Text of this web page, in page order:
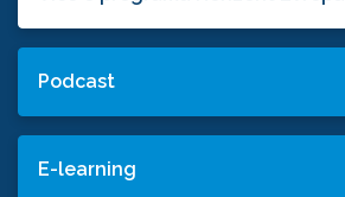
Podcast
E-learning